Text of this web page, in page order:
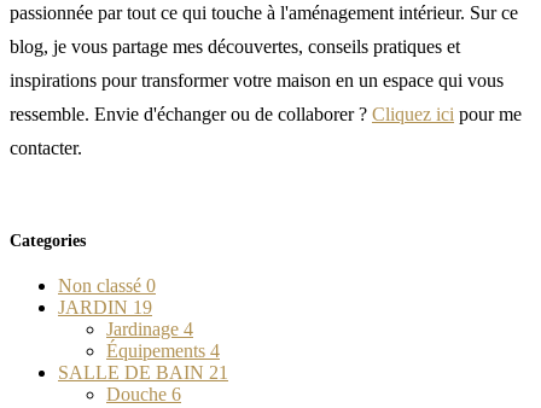
passionnée par tout ce qui touche à l'aménagement intérieur. Sur ce
blog, je vous partage mes découvertes, conseils pratiques et
inspirations pour transformer votre maison en un espace qui vous
ressemble. Envie d'échanger ou de collaborer ? Cliquez ici pour me
contacter.
Categories
Non classé 0
JARDIN 19
Jardinage 4
Équipements 4
SALLE DE BAIN 21
Douche 6